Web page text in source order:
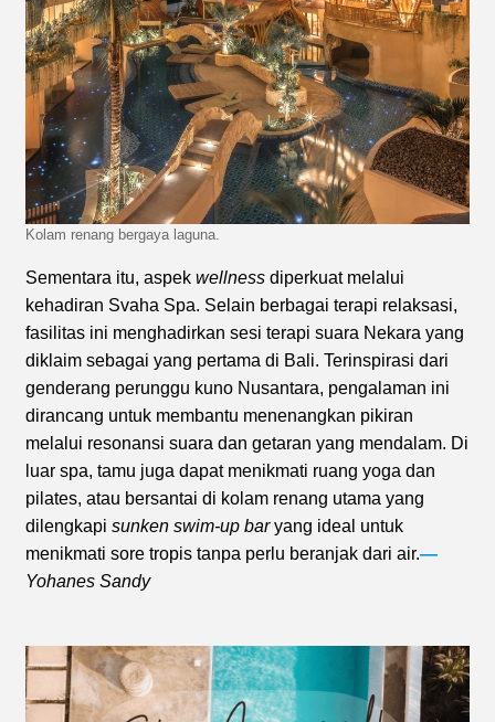
Kolam renang bergaya laguna.
Sementara itu, aspek wellness diperkuat melalui
kehadiran Svaha Spa. Selain berbagai terapi relaksasi,
fasilitas ini menghadirkan sesi terapi suara Nekara yang
diklaim sebagai yang pertama di Bali. Terinspirasi dari
genderang perunggu kuno Nusantara, pengalaman ini
dirancang untuk membantu menenangkan pikiran
melalui resonansi suara dan getaran yang mendalam. Di
luar spa, tamu juga dapat menikmati ruang yoga dan
pilates, atau bersantai di kolam renang utama yang
dilengkapi sunken swim-up baryang ideal untuk
menikmati sore tropis tanpa perlu beranjak dari air.—
Yohanes Sandy